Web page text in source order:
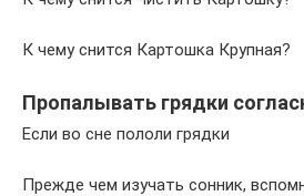
К чему снится Картошка Крупная?
Пропалывать грядки
Если во сне пололи грядки
Прежде чем изучать сонник,